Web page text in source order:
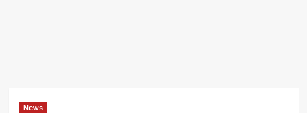
News